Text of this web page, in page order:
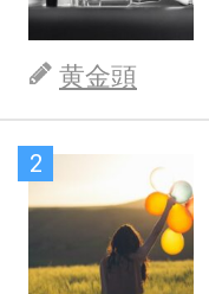
黄金頭
2